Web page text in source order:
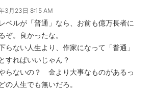
3月23日 8:15 AM
ベルが「普通」なら、お前も億万長者に
ぞ。良かったな。
らない人生より、作家になって「普通」
すればいいじゃん？
らないの？ 金より大事なものがあるっ
の人生でも無いだろ。